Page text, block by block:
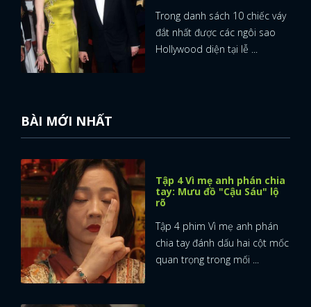
Trong danh sách 10 chiếc váy
đắt nhất được các ngôi sao
Hollywood diện tại lễ ...
BÀI MỚI NHẤT
Tập 4 Vì mẹ anh phán chia
tay: Mưu đồ "Cậu Sáu" lộ
rõ
Tập 4 phim Vì mẹ anh phán
chia tay đánh dấu hai cột mốc
quan trọng trong mối ...